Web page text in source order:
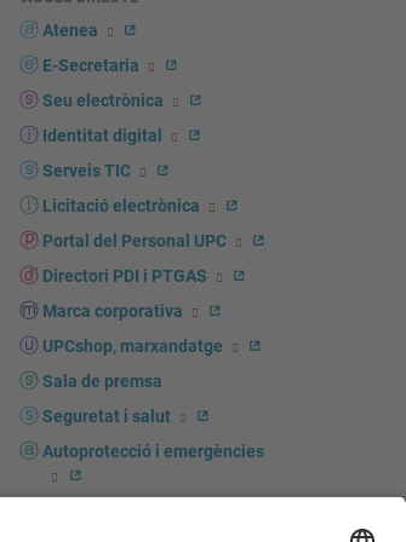
Atenea
E-Secretaria
Seu electrònica
Identitat digital
Serveis TIC
Licitació electrònica
Portal del Personal UPC
Directori PDI i PTGAS
Marca corporativa
UPCshop, marxandatge
Sala de premsa
Seguretat i salut
Autoprotecció i emergències